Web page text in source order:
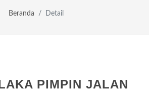
Beranda Detail
PIMPIN JALAN